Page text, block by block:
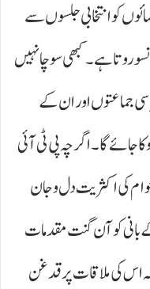
کو انتخابی جلسوں سے
روتا ہے۔ کبھی سوچا نہیں
جماعتوں اور ان کے
جائے گا۔ اگرچہ پی ٹی آئی
کی اکثریت دل و جان
بانی کو آن گنت مقدمات
اس کی ملاقات پر قدغن